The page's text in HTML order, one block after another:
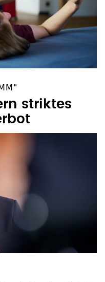
striktes